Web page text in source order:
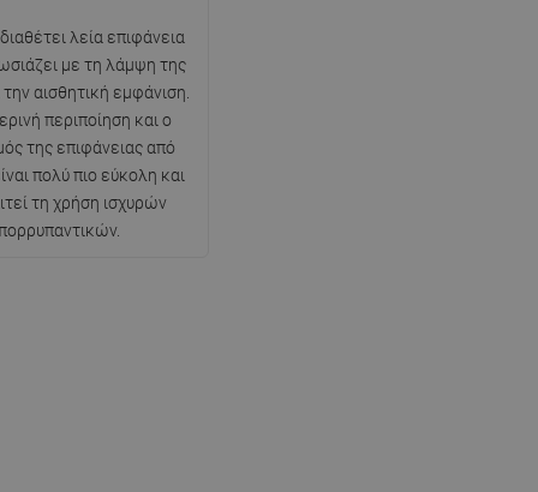
λεία επιφάνεια
με τη λάμψη της
την αισθητική εμφάνιση.
περιποίηση και ο
της επιφάνειας από
πολύ πιο εύκολη και
τη χρήση ισχυρών